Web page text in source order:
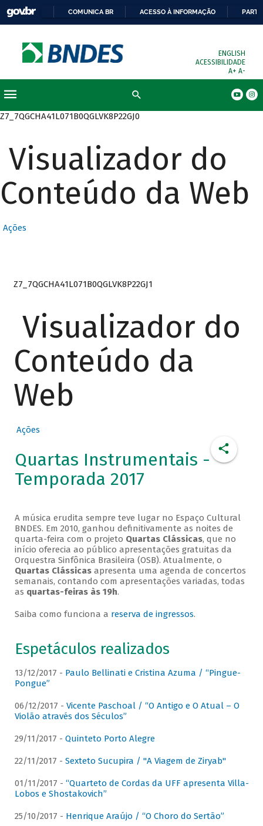
COMUNICA BR ACESSO À INFORMAÇÃO
ENGLISH
ACESSIBILIDADE
A+ A-
Z7_7QGCHA41L071B0QGLVK8P22GJ0
Visualizador do
Conteúdo da Web
Ações
Z7_7QGCHA41L071B0QGLVK8P22GJ1
Visualizador do
Conteúdo da
Web
Ações
Quartas Instrumentais -
Temporada 2017
A música erudita sempre teve lugar no Espaço Cultural
BNDES. Em 2010, ganhou definitivamente as noites de
quarta-feira com o projeto Quartas Clássicas, que no
início oferecia ao público apresentações gratuitas da
Orquestra Sinfônica Brasileira (OSB). Atualmente, o
Quartas Clássicasapresenta uma agenda de concertos
semanais, contando com apresentações variadas, todas
as quartas-feiras às 19h.
Saiba como funciona a reserva de ingressos.
Espetáculos realizados
13/12/2017 - Paulo Bellinati e Cristina Azuma / “Pingue-
Pongue”
06/12/2017 - Vicente Paschoal / “O Antigo e O Atual – O
Violão através dos Séculos”
29/11/2017 - Quinteto Porto Alegre
22/11/2017 - Sexteto Sucupira / "A Viagem de Ziryab"
01/11/2017 - “Quarteto de Cordas da UFF apresenta Villa-
Lobos e Shostakovich”
25/10/2017 - Henrique Araújo / “O Choro do Sertão”